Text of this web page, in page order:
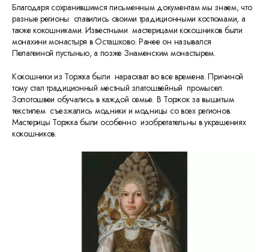
Благодаря сохранившимся письменным документам мы знаем, что
разные регионы славились своими традиционными костюмами, а
также кокошниками. Известными мастерицами кокошников были
монахини монастыря в Осташково. Ранее он назывался
Пелагеиной пустынью, а позже Знаменским монастырем.
Кокошники из Торжка были нарасхват во все времена. Причиной
тому стал традиционный местный златошвейный промысел.
Золотошвеи обучались в каждой семье. В Торжок за вышитым
текстилем съезжались модники и модницы со всех регионов.
Мастерицы Торжка были особенно изобретательны в украшениях
кокошников.